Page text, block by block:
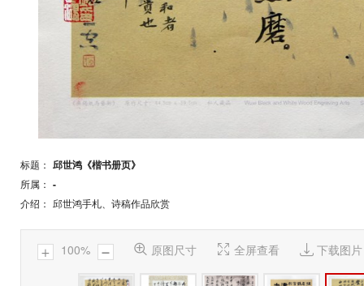
标题： 邱世鸿《楷书册页》
所属： -
介绍： 邱世鸿手札、诗稿作品欣赏
 100%   原图尺寸  全屏查看  下载图片